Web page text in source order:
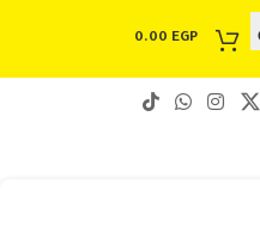
0.00 EGP